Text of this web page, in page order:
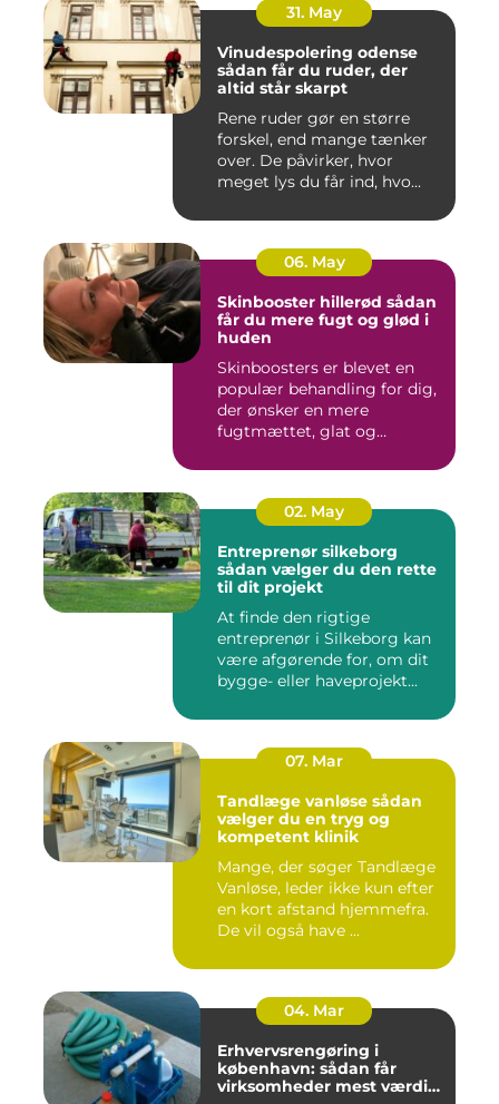
31. May
Vinudespolering odense
sådan får du ruder, der
altid står skarpt
Rene ruder gør en større
forskel, end mange tænker
over. De påvirker, hvor
meget lys du får ind, hvo...
06. May
Skinbooster hillerød sådan
får du mere fugt og glød i
huden
Skinboosters er blevet en
populær behandling for dig,
der ønsker en mere
fugtmættet, glat og
02. May
Entreprenør silkeborg
sådan vælger du den rette
til dit projekt
At finde den rigtige
entreprenør i Silkeborg kan
være afgørende for, om dit
bygge- eller haveprojekt...
07. Mar
Tandlæge vanløse sådan
vælger du en tryg og
kompetent klinik
Mange, der søger Tandlæge
Vanløse, leder ikke kun efter
en kort afstand hjemmefra.
De vil også have ...
04. Mar
Erhvervsrengøring i
københavn: sådan får
virksomheder mest værdi